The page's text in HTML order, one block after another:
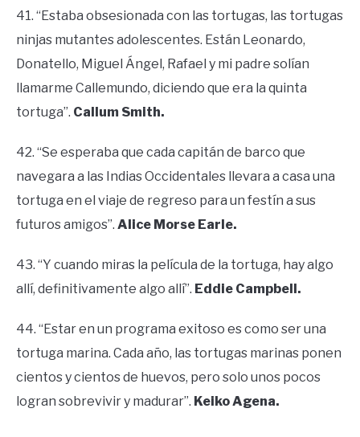
41. “Estaba obsesionada con las tortugas, las tortugas
ninjas mutantes adolescentes. Están Leonardo,
Donatello, Miguel Ángel, Rafael y mi padre solían
llamarme Callemundo, diciendo que era la quinta
tortuga”. Callum Smith.
42. “Se esperaba que cada capitán de barco que
navegara a las Indias Occidentales llevara a casa una
tortuga en el viaje de regreso para un festín a sus
futuros amigos”. Alice Morse Earle.
43. “Y cuando miras la película de la tortuga, hay algo
allí, definitivamente algo allí”. Eddie Campbell.
44. “Estar en un programa exitoso es como ser una
tortuga marina. Cada año, las tortugas marinas ponen
cientos y cientos de huevos, pero solo unos pocos
logran sobrevivir y madurar”. Keiko Agena.